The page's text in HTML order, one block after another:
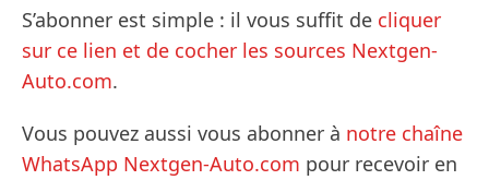
S’abonner est simple : il vous suffit de cliquer
sur ce lien et de cocher les sources Nextgen-
Auto.com.
Vous pouvez aussi vous abonner à notre chaîne
WhatsApp Nextgen-Auto.com pour recevoir en